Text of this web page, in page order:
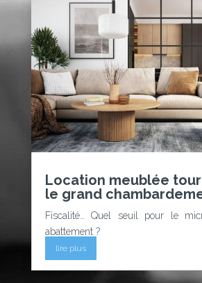
Location meublée
le grand
Fiscalité… Quel seuil pour le
abattement ?
lire plus